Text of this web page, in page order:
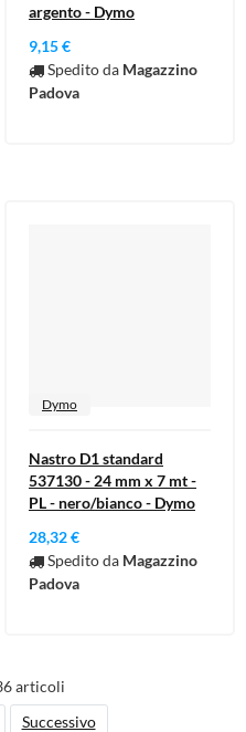
argento - Dymo
9,15 €
Spedito da Magazzino
Padova
Dymo
Nastro D1 standard
537130 - 24 mm x 7 mt -
PL - nero/bianco - Dymo
28,32 €
Spedito da Magazzino
Padova
articoli
Successivo